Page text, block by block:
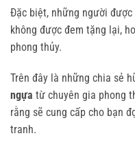
Đặc biệt, những người
không được đem tặng lại,
phong thủy.
Trên đây là những chia sẻ
ngựa từ chuyên gia phong
rằng sẽ cung cấp cho bạn
tranh.